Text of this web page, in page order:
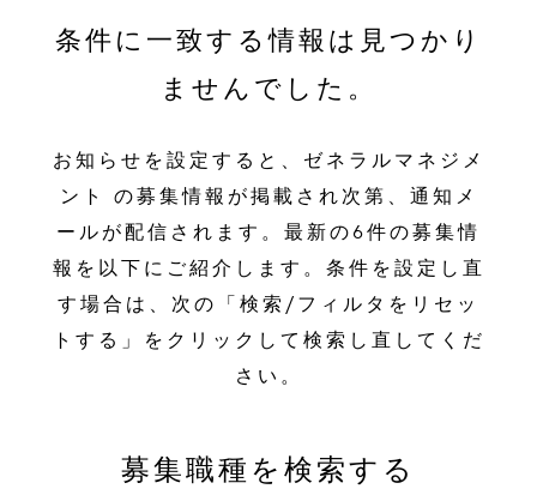
条件に一致する情報は見つかり
ませんでした。
お知らせを設定すると、ゼネラルマネジメ
ント の募集情報が掲載され次第、通知メ
ールが配信されます。最新の6件の募集情
報を以下にご紹介します。条件を設定し直
す場合は、次の「検索/フィルタをリセッ
トする」をクリックして検索し直してくだ
さい。
募集職種を検索する